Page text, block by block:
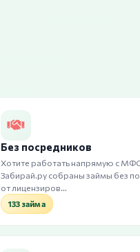
Без посредников
Хотите работать напрямую с
Забирай.ру собраны займы без
от лицензиров…
133 займа